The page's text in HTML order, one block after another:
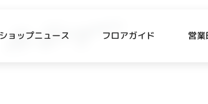
ショップニュース フロアガイド 営業